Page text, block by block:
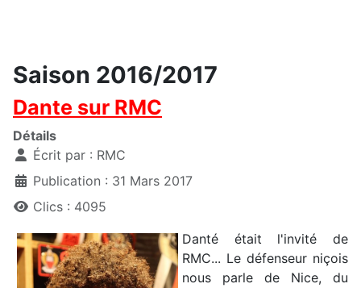
Saison 2016/2017
Dante sur RMC
Détails
Écrit par : RMC
Publication : 31 Mars 2017
Clics : 4095
Danté était l'invité de
RMC... Le défenseur niçois
nous parle de Nice, du